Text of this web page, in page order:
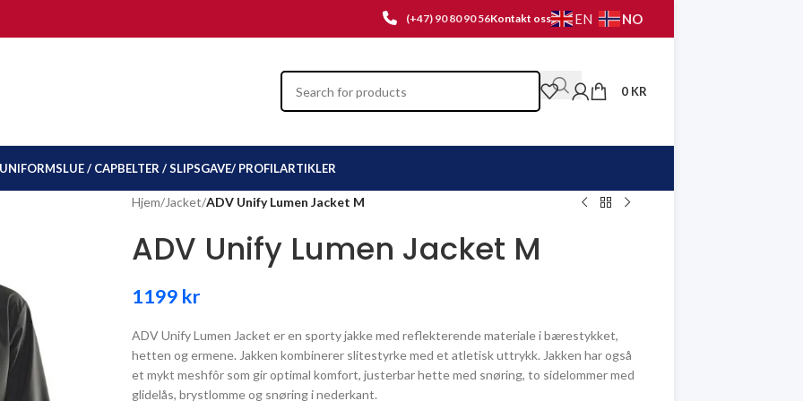
(+47) 90 80 90 56Kontakt oss EN NO
0 KR
UNIFORMSLUE / CAPBELTER / SLIPSGAVE/ PROFILARTIKLER
Hjem/Jacket/ADV Unify Lumen Jacket M
ADV Unify Lumen Jacket M
1199 kr
ADV Unify Lumen Jacket er en sporty jakke med reflekterende materiale i bærestykket,
hetten og ermene. Jakken kombinerer slitestyrke med et atletisk uttrykk. Jakken har også
et mykt meshfôr som gir optimal komfort, justerbar hette med snøring, to sidelommer med
glidelås, brystlomme og snøring i nederkant.